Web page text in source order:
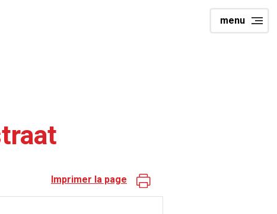
menu
Imprimer la page